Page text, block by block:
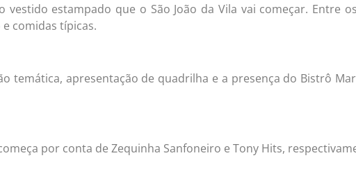
estampado que o São João da Vila vai começar. Entre
comidas típicas.
temática, apresentação de quadrilha e a presença do Bistrô
por conta de Zequinha Sanfoneiro e Tony Hits,